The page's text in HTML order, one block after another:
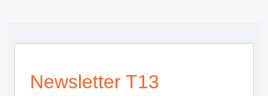
Newsletter T13